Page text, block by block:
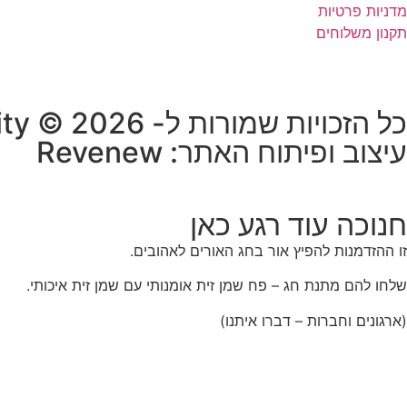
מדניות פרטיות
תקנון משלוחים
כל הזכויות שמורות ל- HUB-ility © 2026
עיצוב ופיתוח האתר: Revenew
חנוכה עוד רגע כאן
זו ההזדמנות להפיץ אור בחג האורים לאהובים.
שלחו להם מתנת חג – פח שמן זית אומנותי עם שמן זית איכותי.
(ארגונים וחברות – דברו איתנו)